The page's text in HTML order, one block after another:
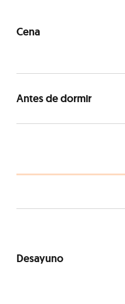
Cena
Antes de dormir
Desayuno